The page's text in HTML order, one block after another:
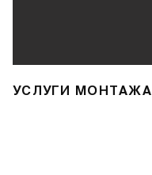
УСЛУГИ МОНТАЖА